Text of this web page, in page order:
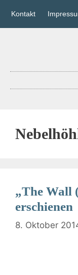
Kontakt
„The Wall
erschienen
8. Oktober